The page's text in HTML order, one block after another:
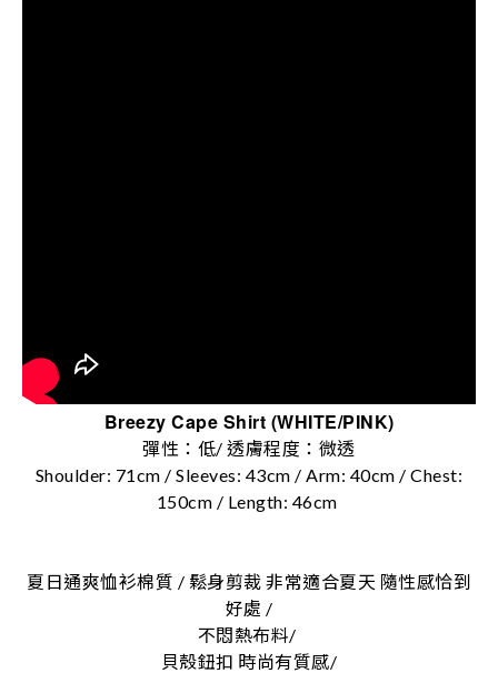
Breezy Cape Shirt (WHITE/PINK)
彈性：低/ 透膚程度：微透
Shoulder: 71cm / Sleeves: 43cm / Arm: 40cm / Chest:
150cm / Length: 46cm
夏日通爽恤衫棉質 / 鬆身剪裁 非常適合夏天 隨性感恰到
好處 /
不悶熱布料/
貝殼鈕扣 時尚有質感/